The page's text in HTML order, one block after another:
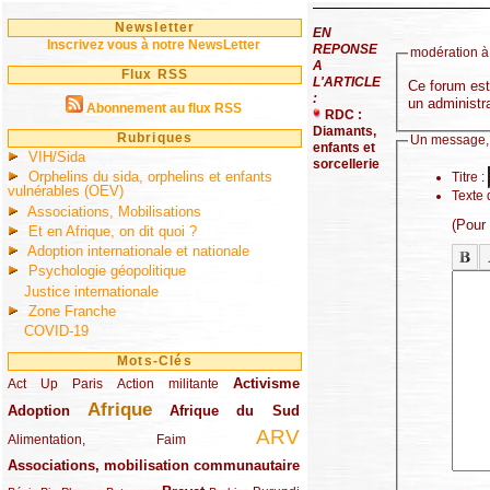
Newsletter
Inscrivez vous à notre NewsLetter
Flux RSS
Abonnement au flux RSS
Rubriques
VIH/Sida
Orphelins du sida, orphelins et enfants
vulnérables (OEV)
Associations, Mobilisations
Et en Afrique, on dit quoi ?
Adoption internationale et nationale
Psychologie géopolitique
Justice internationale
Zone Franche
COVID-19
Mots-Clés
Act Up Paris
(49/289) Action militante
(32/289) Activisme
(73/289)
Adoption
(82/289) Afrique
(161/289) Afrique du Sud
(73/289)
Alimentation, Faim
(48/289) ARV
(203/289)
Associations, mobilisation communautaire
(65/289)
EN
REPONSE
A
L'ARTICLE
:
RDC :
Diamants,
enfants et
sorcellerie
modération
Ce forum
un
Un
Titre :
Texte
(Pour